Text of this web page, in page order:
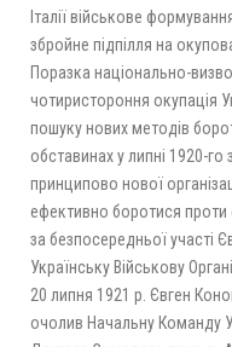
Італії військове
збройне підпілля на
Поразка національно-
чотиристороння окупація
пошуку нових методів
обставинах у липні 1920-
принципово нової
ефективно боротися проти
за безпосередньої участі
Українську Військову
20 липня 1921 р. Євген
очолив Начальну Команду